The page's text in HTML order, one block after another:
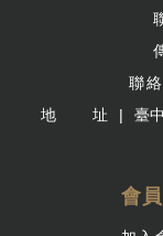
聯
地 址
臺
會